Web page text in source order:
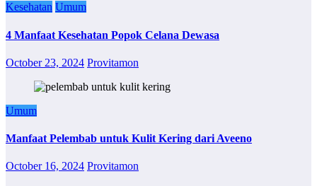
Kesehatan Umum
4 Manfaat Kesehatan Popok Celana Dewasa
October 23, 2024 Provitamon
Umum
Manfaat Pelembab untuk Kulit Kering dari Aveeno
October 16, 2024 Provitamon